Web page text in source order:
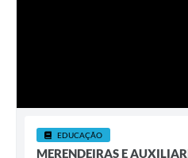
EDUCAÇÃO
MERENDEIRAS E